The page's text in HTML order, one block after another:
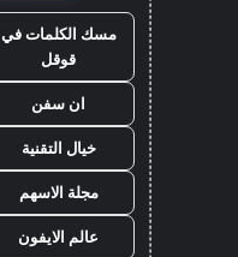
مسك الكلمات في
قوقل
ان سفن
خيال التقنية
مجلة الاسهم
عالم الايفون